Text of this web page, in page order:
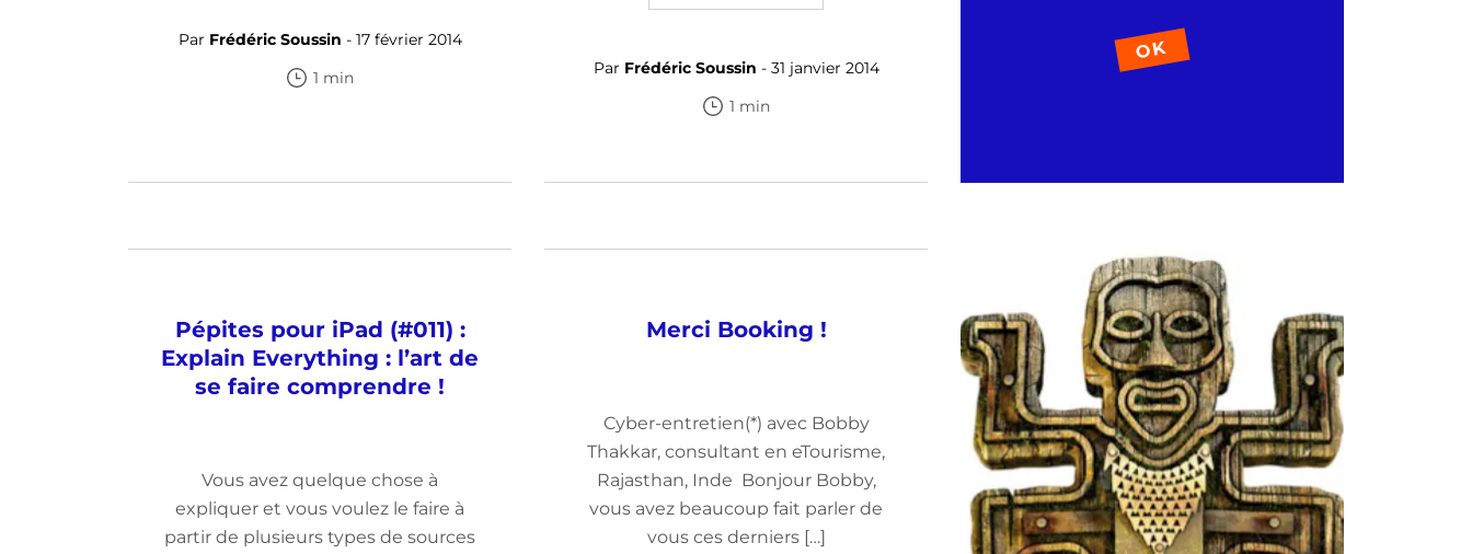
Par Frédéric Soussin - 17 février 2014
1 min
Par Frédéric Soussin - 31 janvier 2014
1 min
Pépites pour iPad (#011) :
Explain Everything : l’art de
se faire comprendre !
Vous avez quelque chose à
expliquer et vous voulez le faire à
partir de plusieurs types de sources
Merci Booking !
Cyber-entretien(*) avec Bobby
Thakkar, consultant en eTourisme,
Rajasthan, Inde Bonjour Bobby,
vous avez beaucoup fait parler de
vous ces derniers […]